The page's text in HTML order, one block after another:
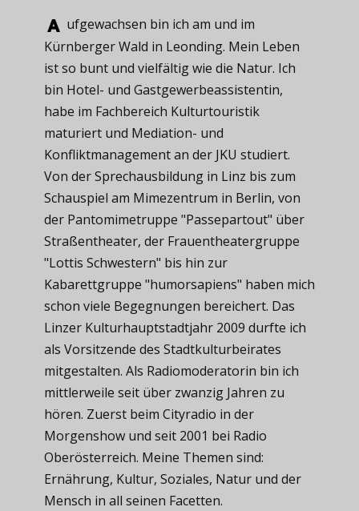
ufgewachsen ​bin ich am und im
Kürnberger Wald in Leonding. Mein Leben
ist so bunt und vielfältig wie die Natur. Ich
bin Hotel- und Gastgewerbeassistentin,
habe im Fachbereich Kulturtouristik
maturiert und Mediation- und
Konfliktmanagement an der JKU studiert.
Von der Sprechausbildung in Linz bis zum
Schauspiel am Mimezentrum in Berlin, von
der Pantomimetruppe "Passepartout" über
Straßentheater, der Frauentheatergruppe
"Lottis Schwestern" bis hin zur
Kabarettgruppe "humorsapiens" haben mich
schon viele Begegnungen bereichert. Das
Linzer Kulturhauptstadtjahr 2009 durfte ich
als Vorsitzende des Stadtkulturbeirates
mitgestalten. Als Radiomoderatorin bin ich
mittlerweile seit über zwanzig Jahren zu
hören. Zuerst beim Cityradio in der
Morgenshow und seit 2001 bei Radio
Oberösterreich. Meine Themen sind:
Ernährung, Kultur, Soziales, Natur und der
Mensch in all seinen Facetten.